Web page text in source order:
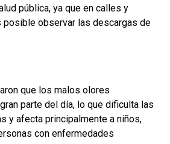
pública, ya que en calles y
observar las descargas de
que los malos olores
parte del día, lo que dificulta las
y afecta principalmente a niños,
con enfermedades